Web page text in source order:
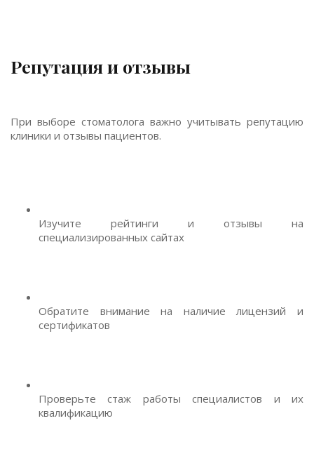
Репутация и отзывы
При выборе стоматолога важно учитывать репутацию
клиники и отзывы пациентов.
Изучите рейтинги и отзывы на
специализированных сайтах
Обратите внимание на наличие лицензий и
сертификатов
Проверьте стаж работы специалистов и их
квалификацию